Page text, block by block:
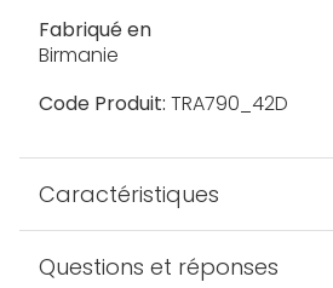
Fabriqué en
Birmanie
Code Produit: TRA790_42D
Caractéristiques
Questions et réponses